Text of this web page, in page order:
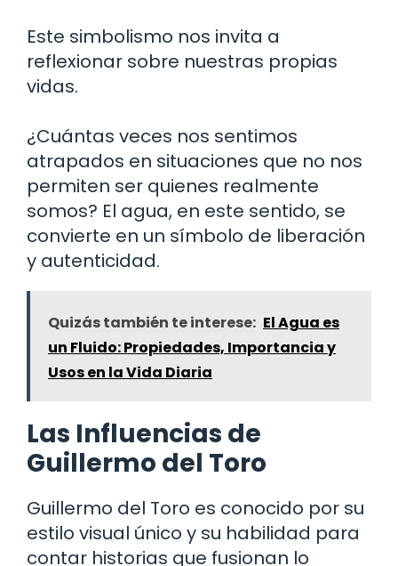
Este simbolismo nos invita a
reflexionar sobre nuestras propias
vidas.
¿Cuántas veces nos sentimos
atrapados en situaciones que no nos
permiten ser quienes realmente
somos? El agua, en este sentido, se
convierte en un símbolo de liberación
y autenticidad.
Quizás también te interese: El Agua es
un Fluido: Propiedades, Importancia y
Usos en la Vida Diaria
Las Influencias de
Guillermo del Toro
Guillermo del Toro es conocido por su
estilo visual único y su habilidad para
contar historias que fusionan lo